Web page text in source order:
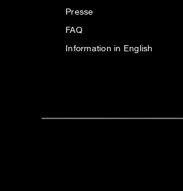
Presse
FAQ
Information in English